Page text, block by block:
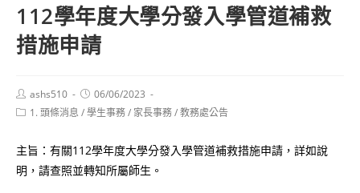
112學年度大學分發入學管道補救
措施申請
Post
author:
ashs510
Post
published:
06/06/2023
Post1. 頭條消息 /學生事務/ 家長事務/教務處公告
主旨：有關112學年度大學分發入學管道補救措施申請，詳如說
明，請查照並轉知所屬師生。